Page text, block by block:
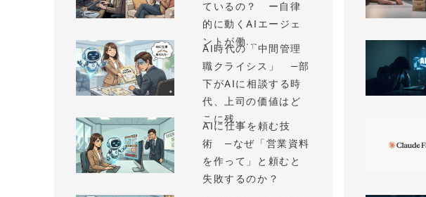
ているの？ ー自律
的に動くAIエージェ
ントが働...
AI時代の「中間管理
職クライシス」 —部
下がAIに相談する時
代、上司の価値はど
こに残...
AIに仕事を頼む技
術 —なぜ「営業資料
を作って」と頼むと
失敗するのか？